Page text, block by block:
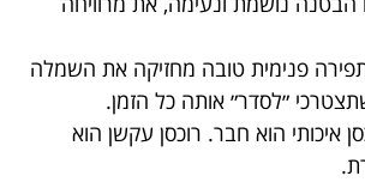
פנימית טובה מחזיקה את השמלה
״לסדר״ אותה כל הזמן.
איכותי הוא חבר. רוכסן עקשן הוא